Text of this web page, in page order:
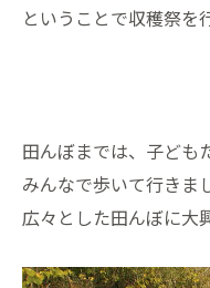
ということで収穫祭を
田んぼまでは、子ども
みんなで歩いて行きま
広々とした田んぼに大